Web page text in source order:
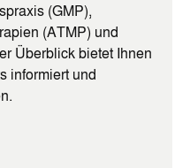
(GMP),
(ATMP) und
Überblick bietet Ihnen
informiert und